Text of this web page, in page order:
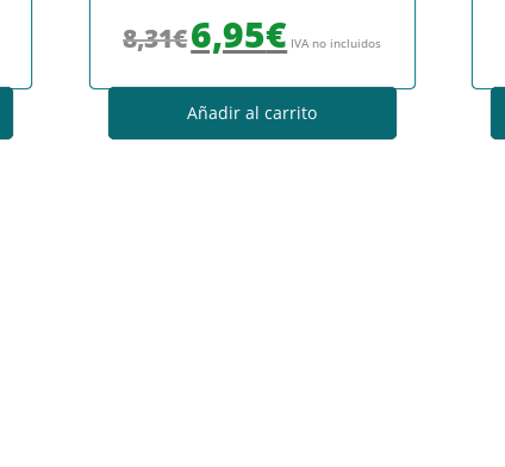
8,31€6,95€ IVA no incluidos
Añadir al carrito